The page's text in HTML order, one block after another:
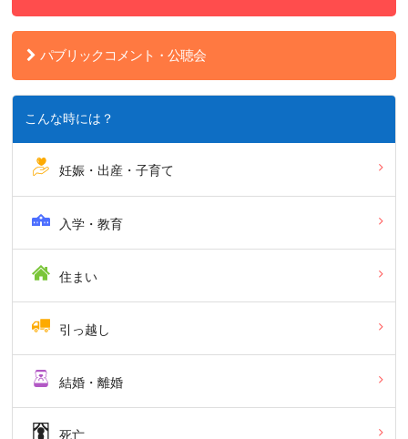
パブリックコメント・公聴会
こんな時には？
妊娠・出産・子育て
入学・教育
住まい
引っ越し
結婚・離婚